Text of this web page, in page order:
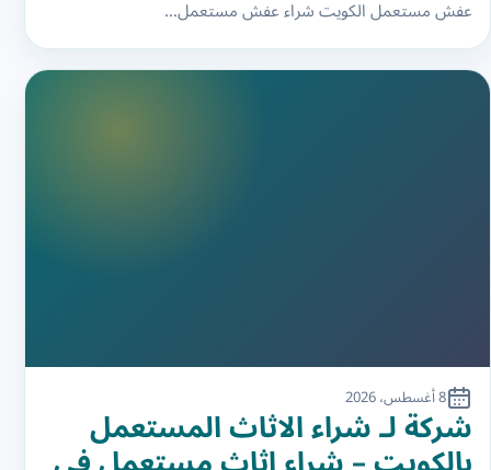
عفش مستعمل الكويت شراء عفش مستعمل…
8 أغسطس، 2026
شركة لـ شراء الاثاث المستعمل